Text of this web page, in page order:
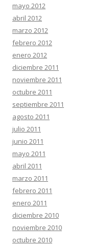
mayo 2012
abril 2012
marzo 2012
febrero 2012
enero 2012
diciembre 2011
noviembre 2011
octubre 2011
septiembre 2011
agosto 2011
julio 2011
junio 2011
mayo 2011
abril 2011
marzo 2011
febrero 2011
enero 2011
diciembre 2010
noviembre 2010
octubre 2010